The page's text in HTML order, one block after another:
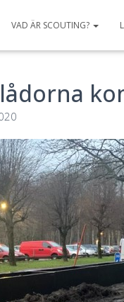
VAD ÄR SCOUTING?